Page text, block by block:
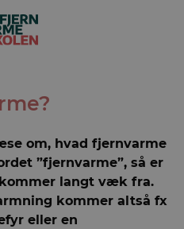
om, hvad fjernvarme
”fjernvarme”, så er
langt væk fra.
kommer altså fx
eller en